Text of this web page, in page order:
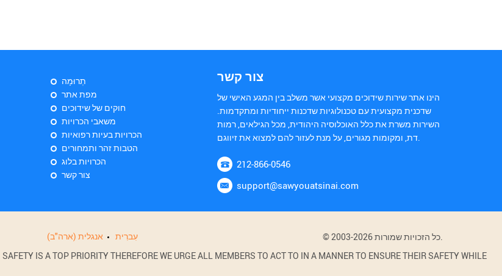
תְרוּמָה
מפת אתר
חוקים של שידוכים
משאבי הכרויות
הכרויות בעיות רפואיות
הטבות זהר ותמחורים
הכרויות בלוג
צור קשר
צור קשר
הינו אתר שירות שידוכים מקצועי אשר משלב בין המגע האישי של
שדכנית מקצועית עם טכנולוגיות שדכנות ייחודיות ומתקדמות.
השירות משרת את כלל האוכלוסיה היהודית, מכל הגילאים, רמות
דת, ומקומות מגורים, על מנת לעזור להם למצוא את זיווגם.
212-866-0546
support@sawyouatsinai.com
אנגלית (ארה"ב) עִברִית
© 2003-2026 כל הזכויות שמורות.
IS A TOP PRIORITY THEREFORE WE URGE ALL MEMBERS TO ACT TO IN A MANNER TO ENSURE THEIR SAFETY WHILE